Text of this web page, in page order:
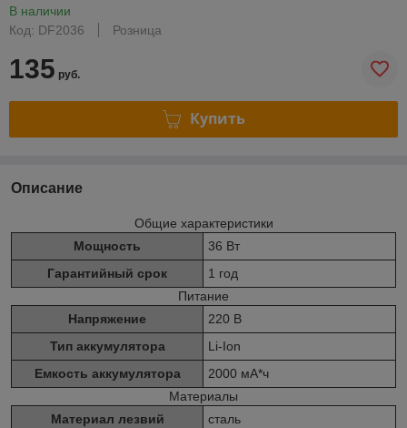
В наличии
Код: DF2036
Розница
135 руб.
Купить
Описание
Общие характеристики
Мощность
36 Вт
Гарантийный срок
1 год
Питание
Напряжение
220 В
Тип аккумулятора
Li-Ion
Емкость аккумулятора
2000 мА*ч
Материалы
Материал лезвий
сталь